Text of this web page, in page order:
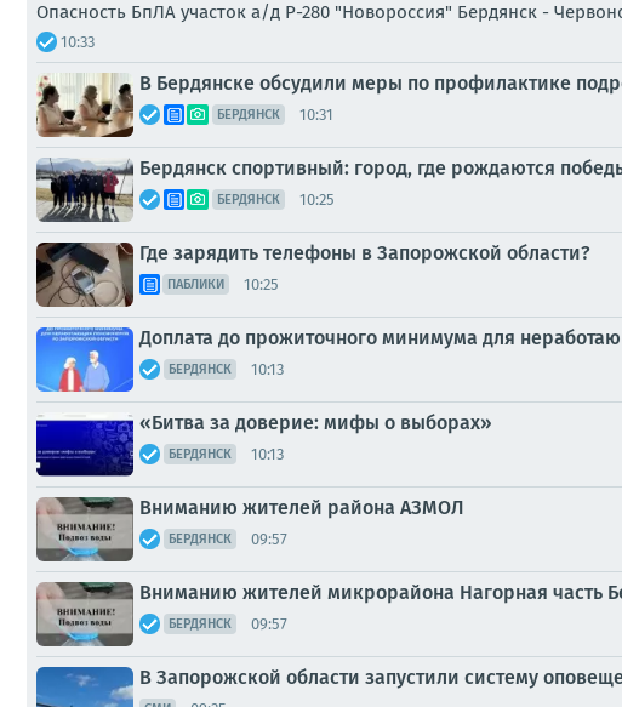
Опасность БпЛА участок а/д Р-280 "Новороссия" Бердянск -
10:33
В Бердянске обсудили меры по профилактике
БЕРДЯНСК 10:31
Бердянск спортивный: город, где рождаются
БЕРДЯНСК 10:25
Где зарядить телефоны в Запорожской области?
ПАБЛИКИ 10:25
Доплата до прожиточного минимума для
БЕРДЯНСК 10:13
«Битва за доверие: мифы о выборах»
БЕРДЯНСК 10:13
Вниманию жителей района АЗМОЛ
БЕРДЯНСК 09:57
Вниманию жителей микрорайона Нагорная часть
БЕРДЯНСК 09:57
В Запорожской области запустили систему